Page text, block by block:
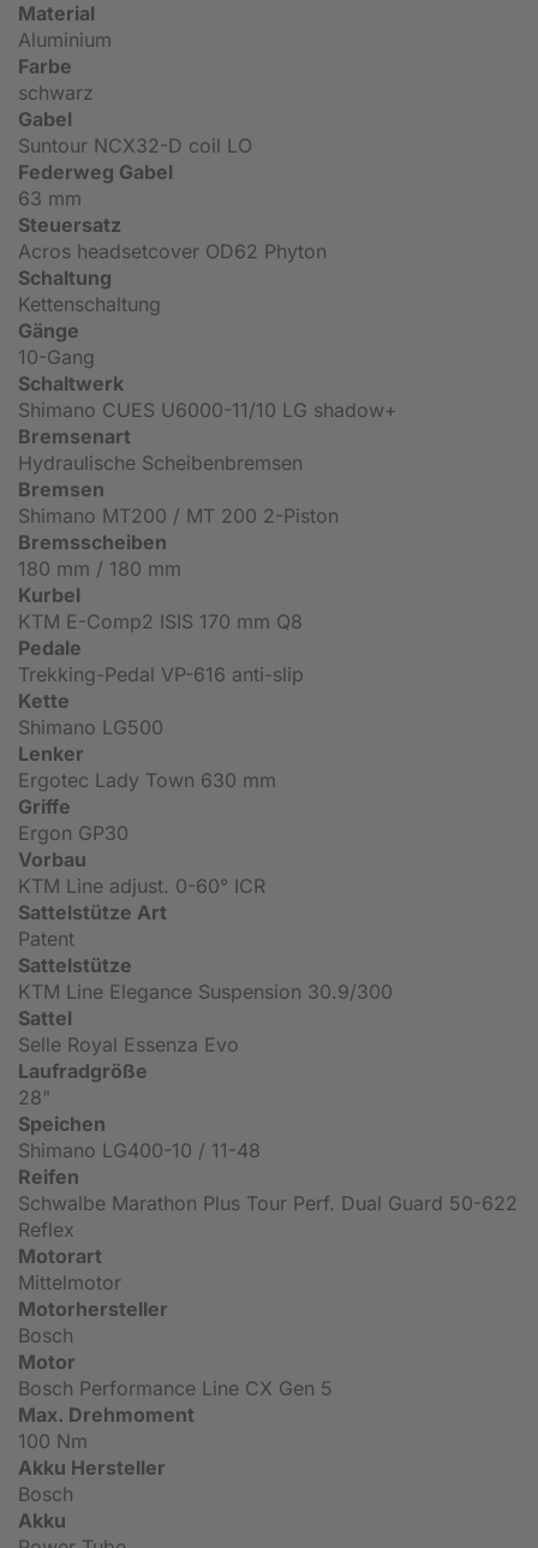
Material
Aluminium
Farbe
schwarz
Gabel
Suntour NCX32-D coil LO
Federweg Gabel
63 mm
Steuersatz
Acros headsetcover OD62 Phyton
Schaltung
Kettenschaltung
Gänge
10-Gang
Schaltwerk
Shimano CUES U6000-11/10 LG shadow+
Bremsenart
Hydraulische Scheibenbremsen
Bremsen
Shimano MT200 / MT 200 2-Piston
Bremsscheiben
180 mm / 180 mm
Kurbel
KTM E-Comp2 ISIS 170 mm Q8
Pedale
Trekking-Pedal VP-616 anti-slip
Kette
Shimano LG500
Lenker
Ergotec Lady Town 630 mm
Griffe
Ergon GP30
Vorbau
KTM Line adjust. 0-60° ICR
Sattelstütze Art
Patent
Sattelstütze
KTM Line Elegance Suspension 30.9/300
Sattel
Selle Royal Essenza Evo
Laufradgröße
28"
Speichen
Shimano LG400-10 / 11-48
Reifen
Schwalbe Marathon Plus Tour Perf. Dual Guard 50-622
Reflex
Motorart
Mittelmotor
Motorhersteller
Bosch
Motor
Bosch Performance Line CX Gen 5
Max. Drehmoment
100 Nm
Akku Hersteller
Bosch
Akku